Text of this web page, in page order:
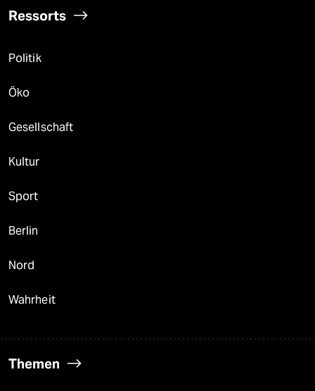
Ressorts
Politik
Öko
Gesellschaft
Kultur
Sport
Berlin
Nord
Wahrheit
Themen